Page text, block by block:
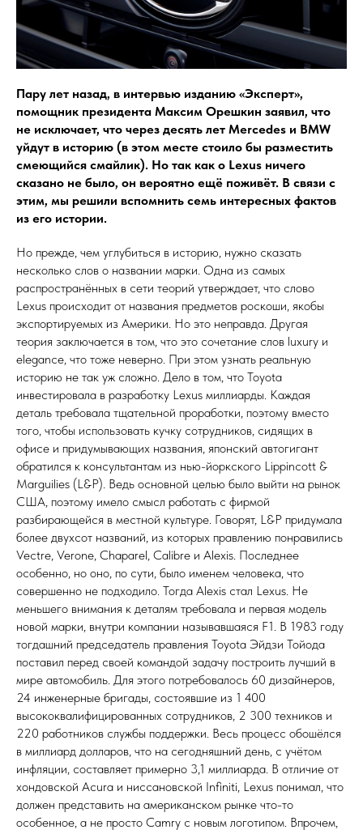
Пару лет назад, в интервью изданию «Эксперт»,
помощник президента Максим Орешкин заявил, что
не исключает, что через десять лет Mercedes и BMW
уйдут в историю (в этом месте стоило бы разместить
смеющийся смайлик). Но так как о Lexus ничего
сказано не было, он вероятно ещё поживёт. В связи с
этим, мы решили вспомнить семь интересных фактов
из его истории.
Но прежде, чем углубиться в историю, нужно сказать
несколько слов о названии марки. Одна из самых
распространённых в сети теорий утверждает, что слово
Lexus происходит от названия предметов роскоши, якобы
экспортируемых из Америки. Но это неправда. Другая
теория заключается в том, что это сочетание слов luxury и
elegance, что тоже неверно. При этом узнать реальную
историю не так уж сложно. Дело в том, что Toyota
инвестировала в разработку Lexus миллиарды. Каждая
деталь требовала тщательной проработки, поэтому вместо
того, чтобы использовать кучку сотрудников, сидящих в
офисе и придумывающих названия, японский автогигант
обратился к консультантам из нью-йоркского Lippincott &
Marguilies (L&P). Ведь основной целью было выйти на рынок
США, поэтому имело смысл работать с фирмой
разбирающейся в местной культуре. Говорят, L&P придумала
более двухсот названий, из которых правлению понравились
Vectre, Verone, Chaparel, Calibre и Alexis. Последнее
особенно, но оно, по сути, было именем человека, что
совершенно не подходило. Тогда Alexis стал Lexus. Не
меньшего внимания к деталям требовала и первая модель
новой марки, внутри компании называвшаяся F1. В 1983 году
тогдашний председатель правления Toyota Эйдзи Тойода
поставил перед своей командой задачу построить лучший в
мире автомобиль. Для этого потребовалось 60 дизайнеров,
24 инженерные бригады, состоявшие из 1 400
высококвалифицированных сотрудников, 2 300 техников и
220 работников службы поддержки. Весь процесс обошёлся
в миллиард долларов, что на сегодняшний день, с учётом
инфляции, составляет примерно 3,1 миллиарда. В отличие от
хондовской Acura и ниссановской Infiniti, Lexus понимал, что
должен представить на американском рынке что-то
особенное, а не просто Camry с новым логотипом. Впрочем,